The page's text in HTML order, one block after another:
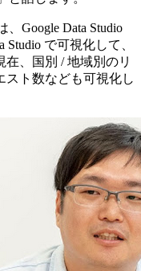
Google Data Studio
で可視化して、
、国別 / 地域別のリ
スト数なども可視化し